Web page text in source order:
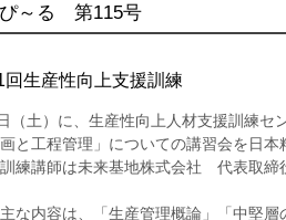
～る 第115号
回生産性向上支援訓練
（土）に、生産性向上人材支援訓練
と工程管理」についての講習会を日本
練講師は未来基地株式会社 代表取締
な内容は、「生産管理概論」「中堅